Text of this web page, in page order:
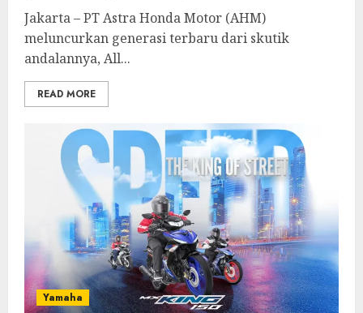
Jakarta – PT Astra Honda Motor (AHM)
meluncurkan generasi terbaru dari skutik
andalannya, All...
READ MORE
Yamaha